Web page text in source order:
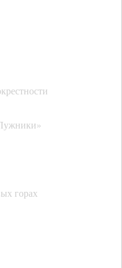
горах